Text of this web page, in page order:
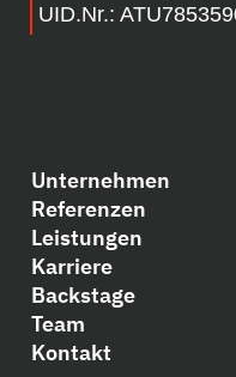
UID.Nr.:
Unternehmen
Referenzen
Leistungen
Karriere
Backstage
Team
Kontakt